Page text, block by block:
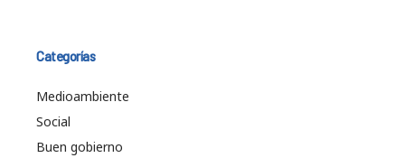
Categorías
Medioambiente
Social
Buen gobierno